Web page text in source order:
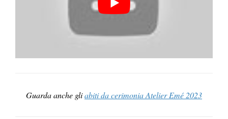
Guarda anche gliabiti da cerimonia Atelier Emé 2023